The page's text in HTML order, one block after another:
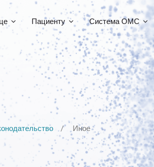
Пациенту Система ОМС
Иное